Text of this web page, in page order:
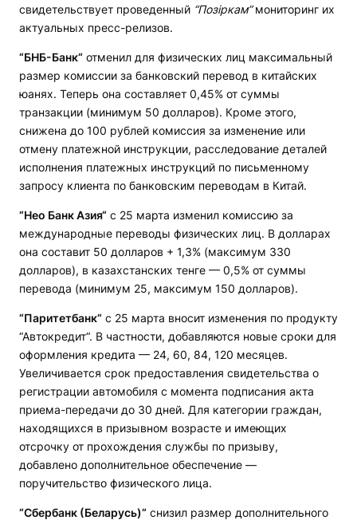
свидетельствует проведенный “Позіркам”мониторинг их
актуальных пресс-релизов.
“БНБ-Банк“ отменил для физических лиц максимальный
размер комиссии за банковский перевод в китайских
юанях. Теперь она составляет 0,45% от суммы
транзакции (минимум 50 долларов). Кроме этого,
снижена до 100 рублей комиссия за изменение или
отмену платежной инструкции, расследование деталей
исполнения платежных инструкций по письменному
запросу клиента по банковским переводам в Китай.
“Нео Банк Азия“ с 25 марта изменил комиссию за
международные переводы физических лиц. В долларах
она составит 50 долларов + 1,3% (максимум 330
долларов), в казахстанских тенге — 0,5% от суммы
перевода (минимум 25, максимум 150 долларов).
“Паритетбанк“ с 25 марта вносит изменения по продукту
“Автокредит“. В частности, добавляются новые сроки для
оформления кредита — 24, 60, 84, 120 месяцев.
Увеличивается срок предоставления свидетельства о
регистрации автомобиля с момента подписания акта
приема-передачи до 30 дней. Для категории граждан,
находящихся в призывном возрасте и имеющих
отсрочку от прохождения службы по призыву,
добавлено дополнительное обеспечение —
поручительство физического лица.
“Сбербанк (Беларусь)“ снизил размер дополнительного